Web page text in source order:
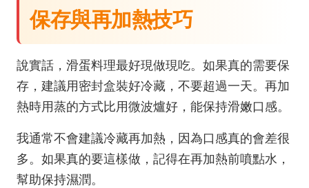
保存與再加熱技巧
說實話，滑蛋料理最好現做現吃。如果真的需要保
存，建議用密封盒裝好冷藏，不要超過一天。再加
熱時用蒸的方式比用微波爐好，能保持滑嫩口感。
我通常不會建議冷藏再加熱，因為口感真的會差很
多。如果真的要這樣做，記得在再加熱前噴點水，
幫助保持濕潤。